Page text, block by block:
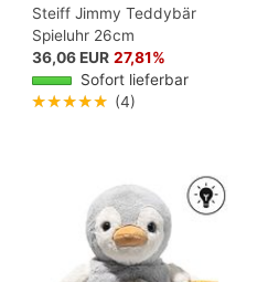
Steiff Jimmy Teddybär
Spieluhr 26cm
36,06 EUR 27,81%
Sofort lieferbar
★★★★★ (4)